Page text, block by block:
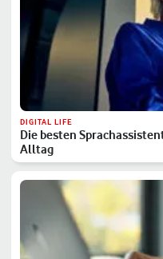
DIGITAL LIFE
Die besten
Alltag